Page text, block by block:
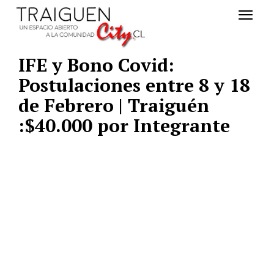
IFE y Bono Covid:
Postulaciones entre 8 y 18
de Febrero | Traiguén
:$40.000 por Integrante